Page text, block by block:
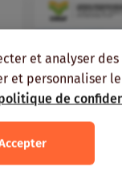
et analyser
et personnaliser
de